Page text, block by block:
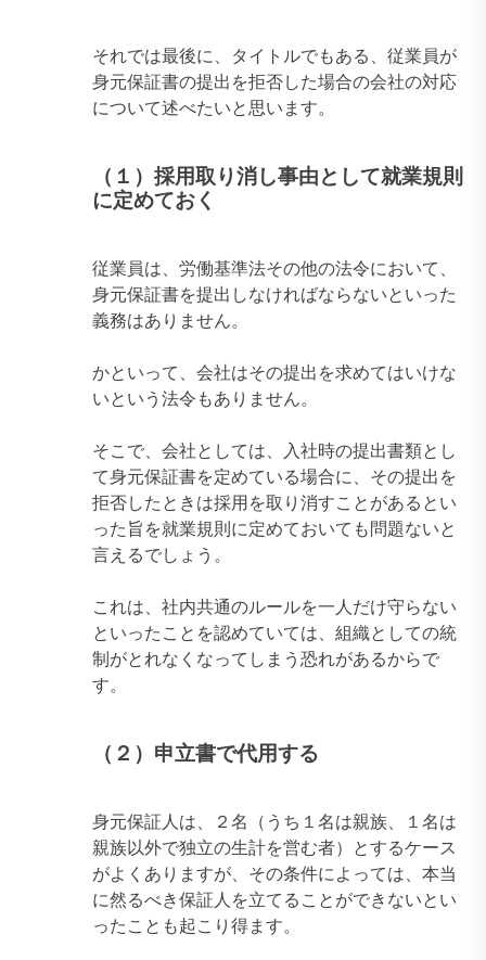
それでは最後に、タイトルでもある、従業員が
身元保証書の提出を拒否した場合の会社の対応
について述べたいと思います。
（１）採用取り消し事由として就業規則
に定めておく
従業員は、労働基準法その他の法令において、
身元保証書を提出しなければならないといった
義務はありません。
かといって、会社はその提出を求めてはいけな
いという法令もありません。
そこで、会社としては、入社時の提出書類とし
て身元保証書を定めている場合に、その提出を
拒否したときは採用を取り消すことがあるとい
った旨を就業規則に定めておいても問題ないと
言えるでしょう。
これは、社内共通のルールを一人だけ守らない
といったことを認めていては、組織としての統
制がとれなくなってしまう恐れがあるからで
す。
（２）申立書で代用する
身元保証人は、２名（うち１名は親族、１名は
親族以外で独立の生計を営む者）とするケース
がよくありますが、その条件によっては、本当
に然るべき保証人を立てることができないとい
ったことも起こり得ます。